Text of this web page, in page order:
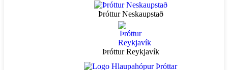
Þróttur Neskaupstað
Þróttur Reykjavík